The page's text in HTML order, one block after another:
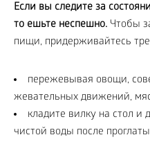
Если вы следите за
то ешьте неспешно. Чтобы
пищи, придерживайтесь
пережевывая овощи,
жевательных движений,
кладите вилку на стол и
чистой воды после